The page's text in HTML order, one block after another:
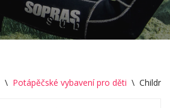
\ Potápěčské vybavení pro děti \